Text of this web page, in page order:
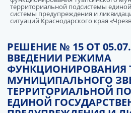
Муниципальные закупки
Муниципальное имущество
Публичные слушания и
Документы
территориальной подсистемы
системы предупреждения и
ситуаций Краснодарского края
РЕШЕНИЕ № 15 ОТ
ВВЕДЕНИИ РЕЖИМА
ФУНКЦИОНИРОВАНИЯ
МУНИЦИПАЛЬНОГО
ТЕРРИТОРИАЛЬНОЙ
ЕДИНОЙ